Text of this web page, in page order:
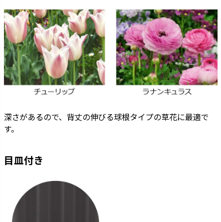
深さがあるので、背丈の伸びる球根タイプの草花に最適で
す。
目皿付き